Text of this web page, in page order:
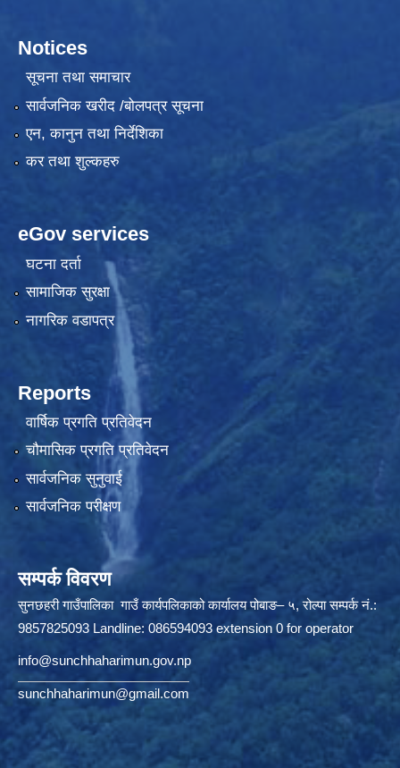
Notices
सूचना तथा समाचार
सार्वजनिक खरीद /बोलपत्र सूचना
एन, कानुन तथा निर्देशिका
कर तथा शुल्कहरु
eGov services
घटना दर्ता
सामाजिक सुरक्षा
नागरिक वडापत्र
Reports
वार्षिक प्रगति प्रतिवेदन
चौमासिक प्रगति प्रतिवेदन
सार्वजनिक सुनुवाई
सार्वजनिक परीक्षण
सम्पर्क विवरण
सुनछहरी गाउँपालिका गाउँ कार्यपलिकाको कार्यालय पोबाङ– ५, रोल्पा सम्पर्क नं.:
9857825093 Landline: 086594093 extension 0 for operator
info@sunchhaharimun.gov.np
sunchhaharimun@gmail.com